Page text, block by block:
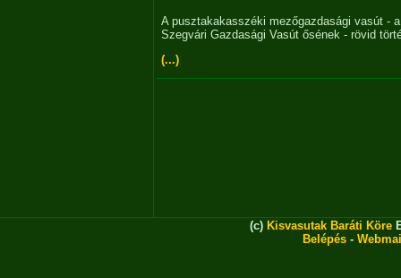
A pusztakakasszéki mezőgazdasági vasút - a
Szegvári Gazdasági Vasút ősének - rövid
(...)
(c) Kisvasutak Baráti Köre
Belépés -